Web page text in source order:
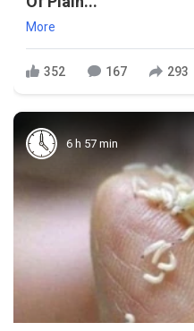
More
352 167 293
6 h 57 min